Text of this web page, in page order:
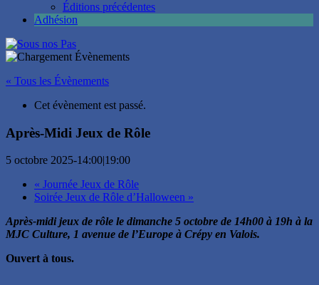
Éditions précédentes
Adhésion
« Tous les Évènements
Cet évènement est passé.
Après-Midi Jeux de Rôle
5 octobre 2025-14:00|19:00
« Journée Jeux de Rôle
Soirée Jeux de Rôle d’Halloween »
Après-midi jeux de rôle le dimanche 5 octobre de 14h00 à 19h à la
MJC Culture, 1 avenue de l’Europe à Crépy en Valois.
Ouvert à tous.